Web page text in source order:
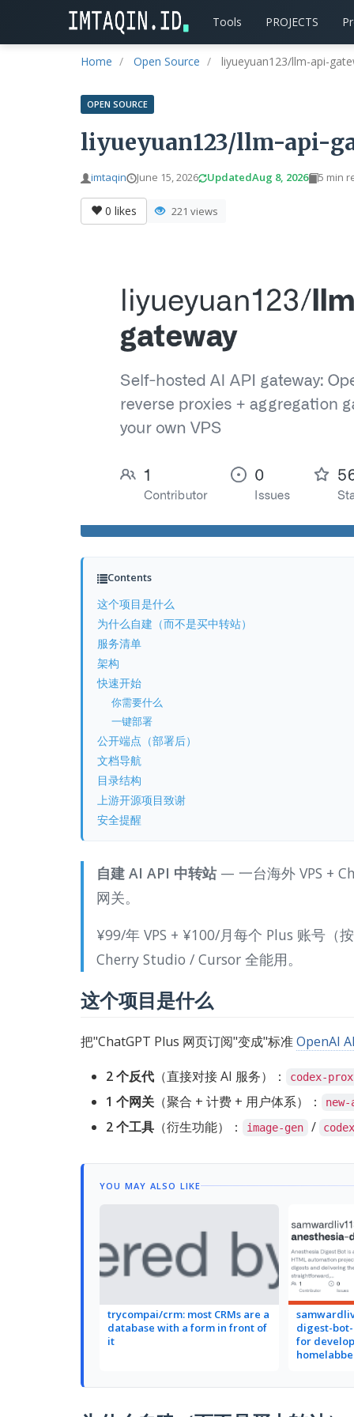
Tools PROJECTS
Home Open Source liyueyuan123/llm-api-
OPEN SOURCE
liyueyuan123/llm-api-
imtaqin June 15, 2026 UpdatedAug 8, 2026 5 min
0 likes 221 views
Contents
这个项目是什么
为什么自建（而不是买中转站）
服务清单
架构
快速开始
你需要什么
一键部署
公开端点（部署后）
文档导航
目录结构
上游开源项目致谢
安全提醒
自建 AI API 中转站— 一台海外 VPS +
网关。
¥99/年 VPS + ¥100/月每个 Plus 账号（
Cherry Studio / Cursor 全能用。
这个项目是什么
把"ChatGPT Plus 网页订阅"变成"标准OpenAI
2 个反代 （直接对接 AI 服务）： codex-
1 个网关 （聚合 + 计费 + 用户体系）：
2 个工具 （衍生功能）： image-gen /
YOU MAY ALSO LIKE
trycompai/crm: most CRMs are a
database with a form in front of
it
digest-
for